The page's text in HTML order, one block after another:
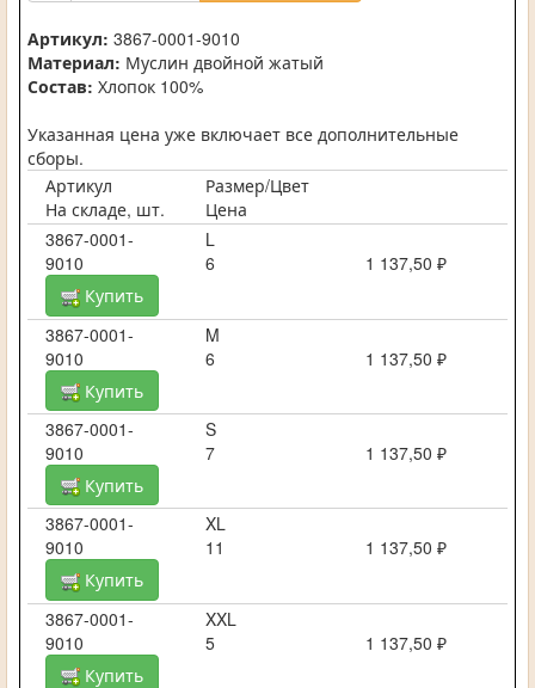
Артикул: 3867-0001-9010
Материал: Муслин двойной жатый
Состав: Хлопок 100%
Указанная цена уже включает все дополнительные
сборы.
Артикул
Размер/Цвет
На складе, шт.
Цена
3867-0001-
9010
L
6
1 137,50 ₽
Купить
3867-0001-
9010
M
6
1 137,50 ₽
Купить
3867-0001-
9010
S
7
1 137,50 ₽
Купить
3867-0001-
9010
XL
11
1 137,50 ₽
Купить
3867-0001-
9010
XXL
5
1 137,50 ₽
Купить